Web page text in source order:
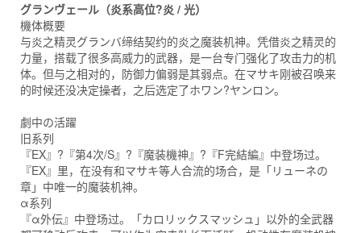
グランヴェール（炎系高位?炎 / 光）
機体概要
与炎之精灵グランバ缔结契约的炎之魔装机神。凭借炎之精灵的
力量，搭载了很多高威力的武器，是一台专门强化了攻击力的机
体。但与之相对的，防御力偏弱是其弱点。在マサキ刚被召唤来
的时候还没决定操者，之后选定了ホワン?ヤンロン。
劇中の活躍
旧系列
『EX』?『第4次/S』?『魔装機神』?『F完結編』中登场过。
『EX』里，在没有和マサキ等人合流的场合，是「リューネの
章」中唯一的魔装机神。
α系列
『α外伝』中登场过。「カロリックスマッシュ」以外的全武器